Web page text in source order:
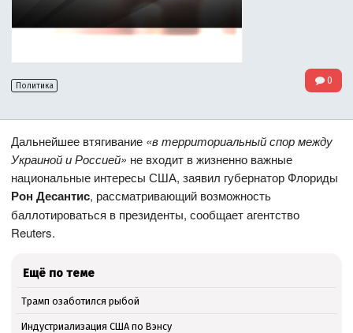
Политика 0
Дальнейшее втягивание «в территориальный спор между
Украиной и Россией» не входит в жизненно важные
национальные интересы США, заявил губернатор Флориды
Рон Десантис, рассматривающий возможность
баллотироваться в президенты, сообщает агентство
Reuters.
Ещё по теме
Трамп озаботился рыбой
Индустриализация США по Вэнсу